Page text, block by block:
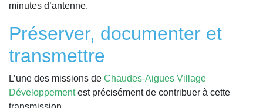
minutes d’antenne.
Préserver, documenter et
transmettre
L’une des missions de Chaudes-Aigues Village
Développementest précisément de contribuer à cette